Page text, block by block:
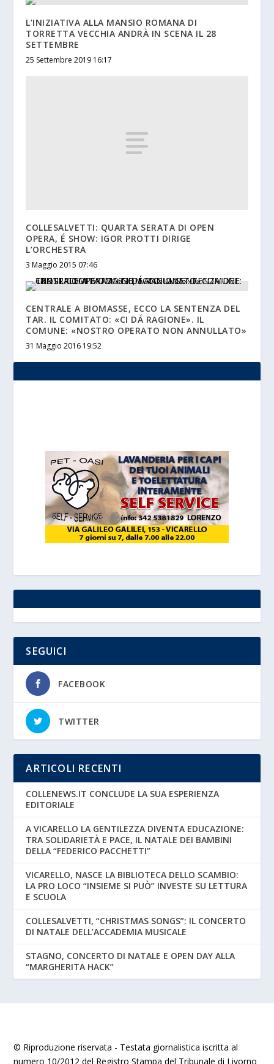
L’INIZIATIVA ALLA MANSIO ROMANA DI
TORRETTA VECCHIA ANDRÀ IN SCENA IL 28
SETTEMBRE
25 Settembre 2019 16:17
COLLESALVETTI: QUARTA SERATA DI OPEN
OPERA, É SHOW: IGOR PROTTI DIRIGE
L’ORCHESTRA
3 Maggio 2015 07:46
CENTRALE A BIOMASSE, ECCO LA SENTENZA DEL
TAR. IL COMITATO: «CI DÁ RAGIONE». IL
COMUNE: «NOSTRO OPERATO NON ANNULLATO»
31 Maggio 2016 19:52
SEGUICI
FACEBOOK
TWITTER
ARTICOLI RECENTI
COLLENEWS.IT CONCLUDE LA SUA ESPERIENZA
EDITORIALE
A VICARELLO LA GENTILEZZA DIVENTA EDUCAZIONE:
TRA SOLIDARIETÀ E PACE, IL NATALE DEI BAMBINI
DELLA “FEDERICO PACCHETTI”
VICARELLO, NASCE LA BIBLIOTECA DELLO SCAMBIO:
LA PRO LOCO “INSIEME SI PUÒ” INVESTE SU LETTURA
E SCUOLA
COLLESALVETTI, “CHRISTMAS SONGS”: IL CONCERTO
DI NATALE DELL’ACCADEMIA MUSICALE
STAGNO, CONCERTO DI NATALE E OPEN DAY ALLA
“MARGHERITA HACK”
© Riproduzione riservata - Testata giornalistica iscritta al
numero 10/2012 del Registro Stampa del Tribunale di Livorno